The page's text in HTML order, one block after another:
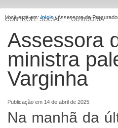
CONTROLE SOCIAL OUVIDORIA
Você está em:Início/ Assessora da
Assessora
ministra
Varginha
Publicação em 14 de abril de 2025
Na manhã da